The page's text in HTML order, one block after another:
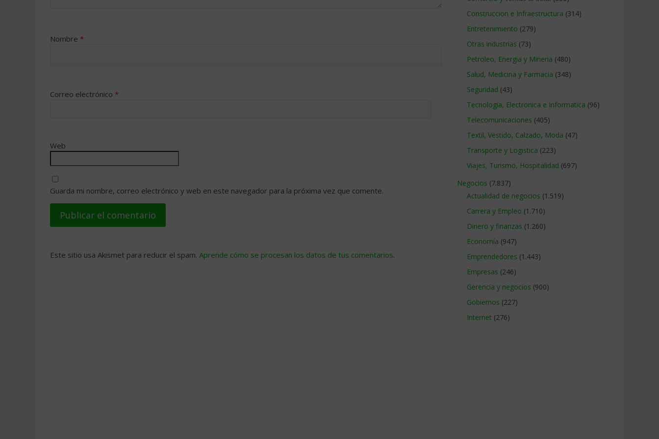
Nombre *
Correo electrónico *
Web
Guarda mi nombre, correo electrónico y web en este navegador para la próxima vez que comente.
Este sitio usa Akismet para reducir el spam. Aprende cómo se procesan los datos de tus comentarios.
Construccion e Infraestructura (314)
Entretenimiento (279)
Otras industrias (73)
Petroleo, Energia y Mineria (480)
Salud, Medicina y Farmacia (348)
Seguridad (43)
Tecnologia, Electronica e Informatica (96)
Telecomunicaciones (405)
Textil, Vestido, Calzado, Moda (47)
Transporte y Logistica (223)
Viajes, Turismo, Hospitalidad (697)
Negocios (7.837)
Actualidad de negocios (1.519)
Carrera y Empleo (1.710)
Dinero y finanzas (1.260)
Economía (947)
Emprendedores (1.443)
Empresas (246)
Gerencia y negocios (900)
Gobiernos (227)
Internet (276)